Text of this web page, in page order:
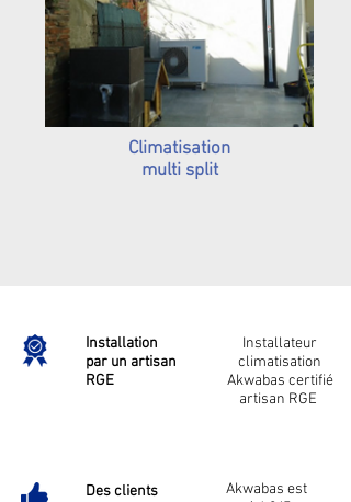
Climatisation
multi split
Installation
par un artisan
RGE
Installateur
climatisation
Akwabas certifié
artisan RGE
Des clients
Akwabas est